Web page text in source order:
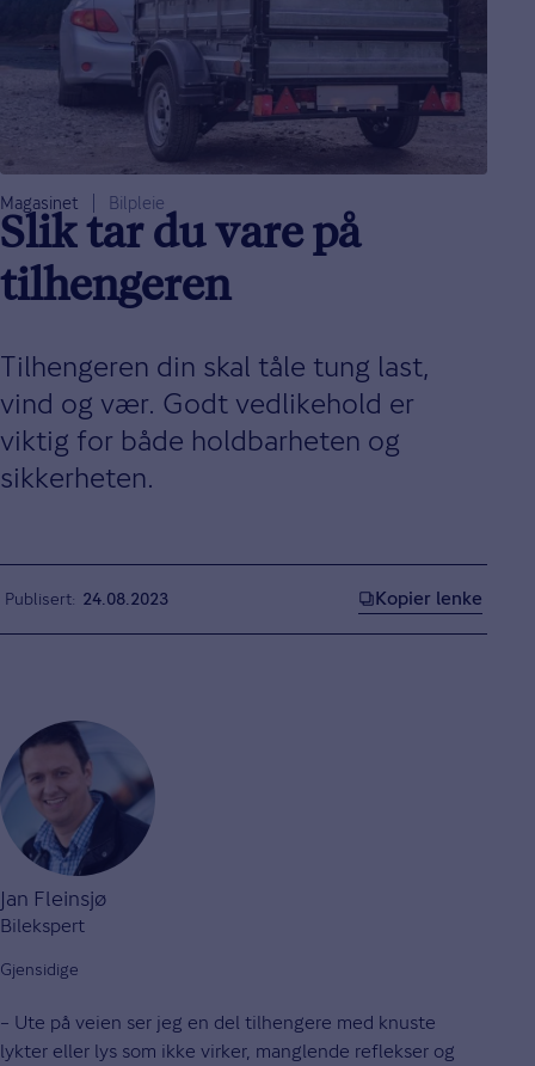
Magasinet Bilpleie
Slik tar du vare på
tilhengeren
Tilhengeren din skal tåle tung last,
vind og vær. Godt vedlikehold er
viktig for både holdbarheten og
sikkerheten.
Publisert 24.08.2023 Kopier lenke
Jan Fleinsjø
Bilekspert
Gjensidige
– Ute på veien ser jeg en del tilhengere med knuste
lykter eller lys som ikke virker, manglende reflekser og